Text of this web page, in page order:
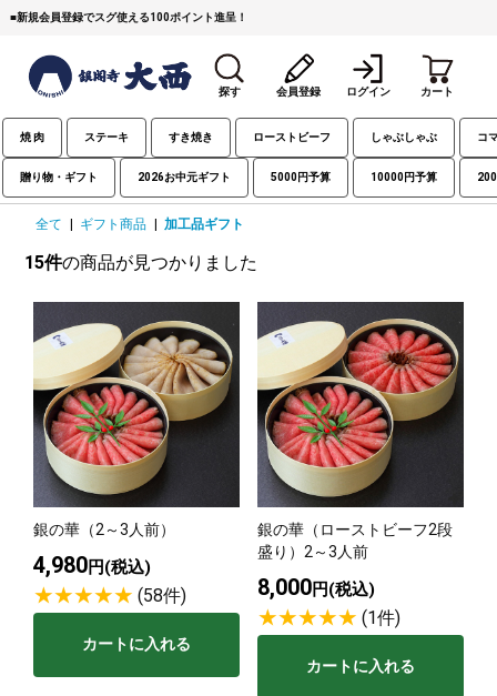
■新規会員登録でスグ使える100ポイント進呈！
探す
すき焼き 焼 肉 ステーキ
しゃぶしゃぶ コマ切れミンチ ローストビーフ
焼豚など（豚肉の加工
品）
牛丼など（牛肉の加工
品）
カレー・コロッケ・ハン
バーグ
京丹波平井牛
（熟）
千代幻豚 贈り物・ギフト
会員登録 ログイン カート
焼 肉 ステーキ すき焼き ローストビーフ しゃぶしゃぶ コ
贈り物・ギフト 2026お中元ギフト 5000円予算 10000円予算
全て | ギフト商品 | 加工品ギフト
15件の商品が見つかりました
銀の華（2～3人前）
4,980円(税込)
(58件)
カートに入れる
銀の華（ローストビーフ2段
盛り）2～3人前
8,000円(税込)
(1件)
カートに入れる